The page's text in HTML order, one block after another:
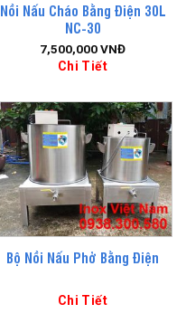
Nồi Nấu Cháo Bằng Điện 30L
NC-30
7,500,000VNĐ
Chi Tiết
Bộ Nồi Nấu Phở Bằng Điện
Chi Tiết